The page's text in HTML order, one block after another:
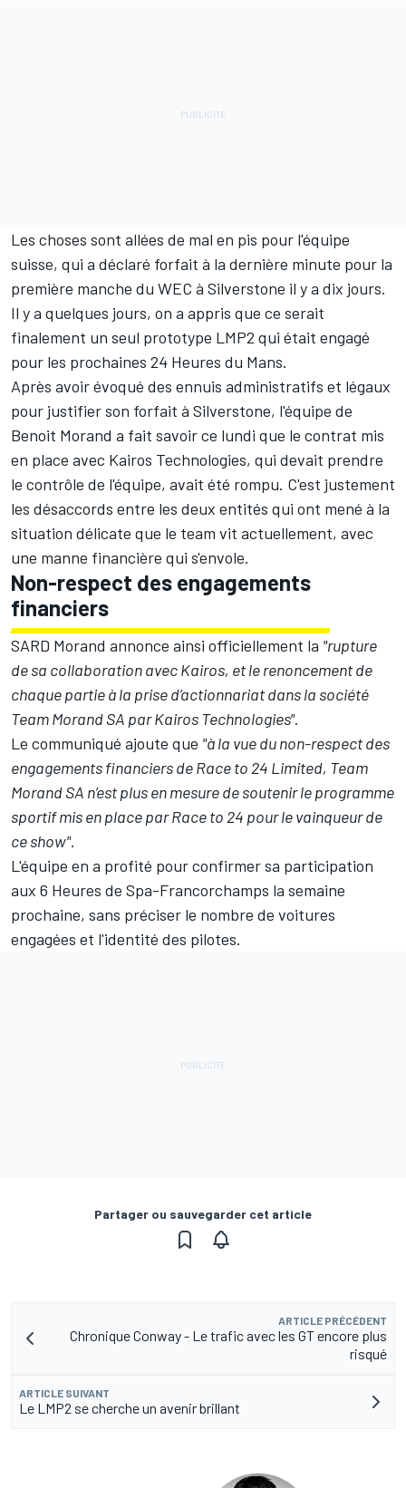
Les choses sont allées de mal en pis pour l'équipe
suisse, qui a déclaré forfait à la dernière minute pour la
première manche du WEC à Silverstone il y a dix jours.
Il y a quelques jours, on a appris que ce serait
finalement un seul prototype LMP2 qui était engagé
pour les prochaines 24 Heures du Mans.
Après avoir évoqué des ennuis administratifs et légaux
pour justifier son forfait à Silverstone, l'équipe de
Benoit Morand a fait savoir ce lundi que le contrat mis
en place avec Kairos Technologies, qui devait prendre
le contrôle de l'équipe, avait été rompu. C'est justement
les désaccords entre les deux entités qui ont mené à la
situation délicate que le team vit actuellement, avec
une manne financière qui s'envole.
Non-respect des engagements
financiers
SARD Morand annonce ainsi officiellement la "rupture
de sa collaboration avec Kairos, et le renoncement de
chaque partie à la prise d’actionnariat dans la société
Team Morand SA par Kairos Technologies".
Le communiqué ajoute que "à la vue du non-respect des
engagements financiers de Race to 24 Limited, Team
Morand SA n’est plus en mesure de soutenir le programme
sportif mis en place par Race to 24 pour le vainqueur de
ce show".
L'équipe en a profité pour confirmer sa participation
aux 6 Heures de Spa-Francorchamps la semaine
prochaine, sans préciser le nombre de voitures
engagées et l'identité des pilotes.
Partager ou sauvegarder cet article
ARTICLE PRÉCÉDENT
Chronique Conway - Le trafic avec les GT encore plus
risqué
ARTICLE SUIVANT
Le LMP2 se cherche un avenir brillant